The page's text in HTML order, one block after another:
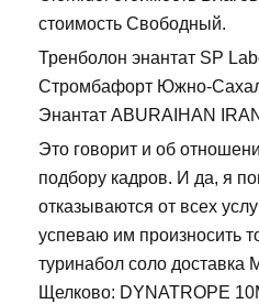
стоимость Свободный.
Тренболон энантат SP
Стромбафорт Южно-
Энантат ABURAIHAN
Это говорит и об
подбору кадров. И да, я
отказываются от всех
успеваю им произносить
туринабол соло доставка
Щелково: DYNATROPE